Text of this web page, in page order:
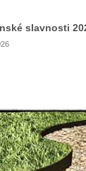
hřbitově v Dobříni
války v Lužici
Capella na
na hřbitově v Lužici
slavnosti